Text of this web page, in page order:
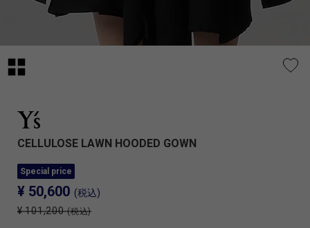
CELLULOSE LAWN HOODED GOWN
Special price
¥ 50,600 (税込)
¥ 101,200 (税込)